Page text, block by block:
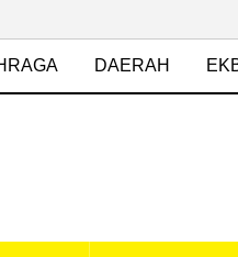
DAERAH